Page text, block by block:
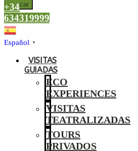
Buscar
+34
634319999
Español ▼
VISITAS
GUIADAS
ECO
EXPERIENCES
VISITAS
TEATRALIZADAS
TOURS
PRIVADOS